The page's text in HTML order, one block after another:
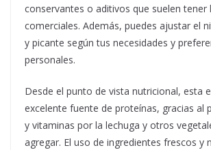
conservantes o aditivos que suelen tener
comerciales. Además, puedes ajustar el
y picante según tus necesidades y
personales.
Desde el punto de vista nutricional, esta
excelente fuente de proteínas, gracias al
y vitaminas por la lechuga y otros
agregar. El uso de ingredientes frescos y